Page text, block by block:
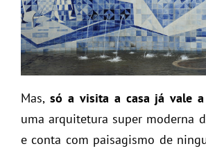
Mas, só a visita a casa já vale a
uma arquitetura super moderna
e conta com paisagismo de